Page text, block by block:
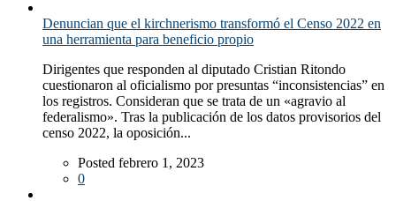
Denuncian que el kirchnerismo transformó el Censo 2022 en
una herramienta para beneficio propio
Dirigentes que responden al diputado Cristian Ritondo
cuestionaron al oficialismo por presuntas “inconsistencias” en
los registros. Consideran que se trata de un «agravio al
federalismo». Tras la publicación de los datos provisorios del
censo 2022, la oposición...
Posted febrero 1, 2023
0